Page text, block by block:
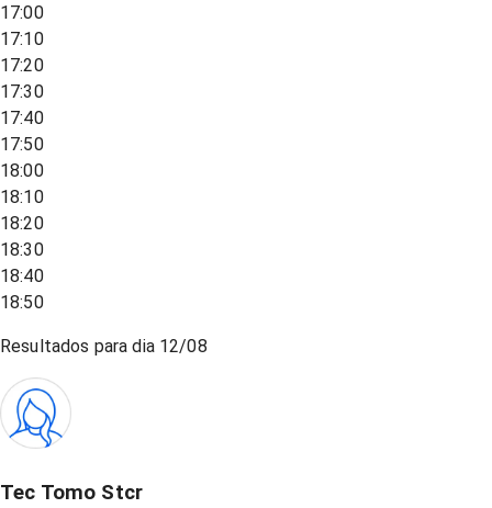
17:00
17:10
17:20
17:30
17:40
17:50
18:00
18:10
18:20
18:30
18:40
18:50
Resultados para dia 12/08
Tec Tomo Stcr